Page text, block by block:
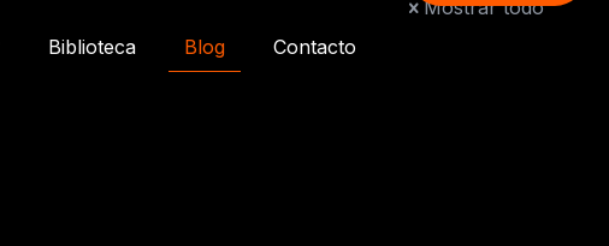
Biblioteca Blog Contacto
Mostrar todo